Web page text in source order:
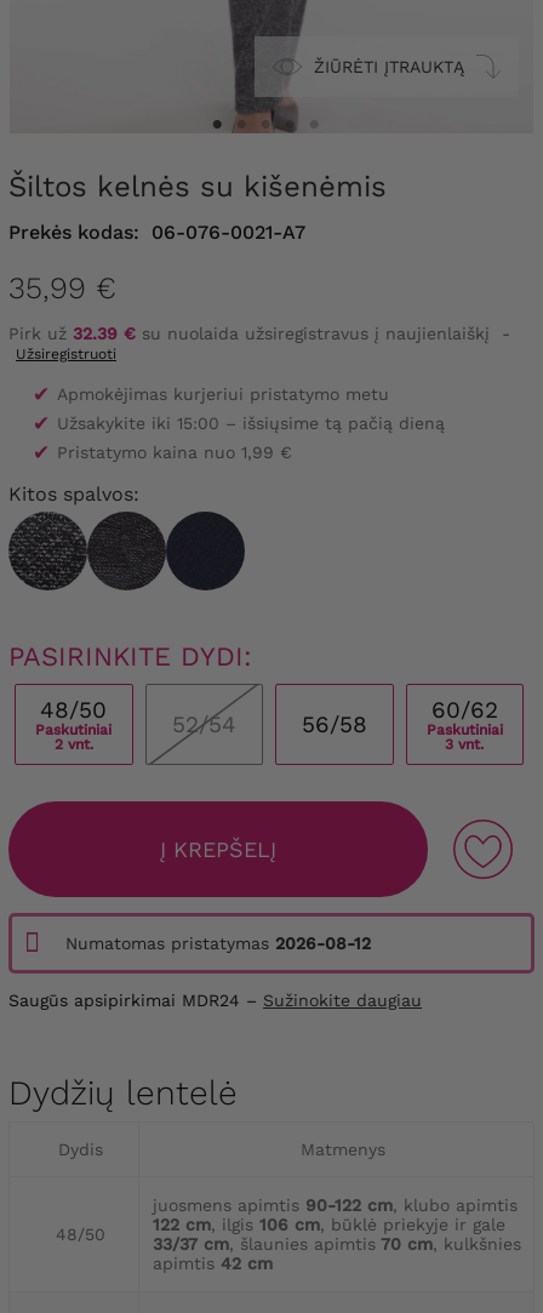
ŽIŪRĖTI ĮTRAUKTĄ
Šiltos kelnės su kišenėmis
Prekės kodas: 06-076-0021-A7
35,99 €
Pirk už 32.39 € su nuolaida užsiregistravus į naujienlaiškį -
Užsiregistruoti
✔ Apmokėjimas kurjeriui pristatymo metu
✔ Užsakykite iki 15:00 – išsiųsime tą pačią dieną
✔ Pristatymo kaina nuo 1,99 €
Kitos spalvos:
PASIRINKITE DYDI:
48/50
Paskutiniai
2 vnt.
52/54 56/58
60/62
Paskutiniai
3 vnt.
Į KREPŠELĮ
Numatomas pristatymas 2026-08-12
Saugūs apsipirkimai MDR24 – Sužinokite daugiau
Dydžių lentelė
Dydis Matmenys
48/50
juosmens apimtis 90-122 cm, klubo apimtis
122 cm, ilgis 106 cm, būklė priekyje ir gale
33/37 cm, šlaunies apimtis 70 cm, kulkšnies
apimtis 42 cm